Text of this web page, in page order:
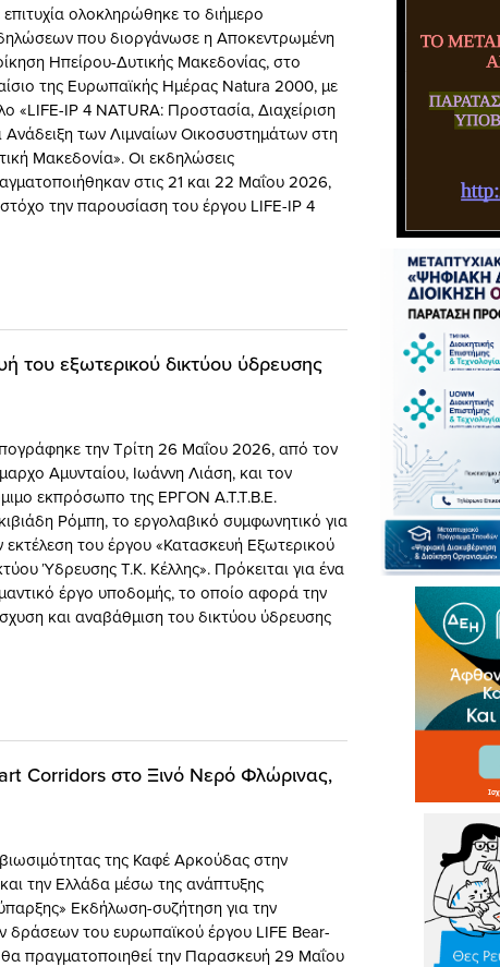
ολοκληρώθηκε το διήμερο
που διοργάνωσε η Αποκεντρωμένη
Ηπείρου-Δυτικής Μακεδονίας, στο
της Ευρωπαϊκής Ημέρας Natura 2000, με
«LIFE-IP 4 NATURA: Προστασία, Διαχείριση
Ανάδειξη των Λιμναίων Οικοσυστημάτων στη
Μακεδονία». Οι εκδηλώσεις
στις 21 και 22 Μαΐου 2026,
την παρουσίαση του έργου LIFE-IP 4
του εξωτερικού δικτύου ύδρευσης
την Τρίτη 26 Μαΐου 2026, από τον
Αμυνταίου, Ιωάννη Λιάση, και τον
εκπρόσωπο της ΕΡΓΟΝ Α.Τ.Τ.Β.Ε.
Ρόμπη, το εργολαβικό συμφωνητικό για
εκτέλεση του έργου «Κατασκευή Εξωτερικού
Ύδρευσης Τ.Κ. Κέλλης». Πρόκειται για ένα
έργο υποδομής, το οποίο αφορά την
και αναβάθμιση του δικτύου ύδρευσης
Corridors στο Ξινό Νερό Φλώρινας,
της Καφέ Αρκούδας στην
και την Ελλάδα μέσω της ανάπτυξης
Εκδήλωση-συζήτηση για την
δράσεων του ευρωπαϊκού έργου LIFE Bear-
πραγματοποιηθεί την Παρασκευή 29 Μαΐου